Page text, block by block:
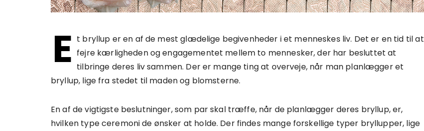
E t bryllup er en af de mest glædelige begivenheder i et menneskes liv. Det er en tid til at
fejre kærligheden og engagementet mellem to mennesker, der har besluttet at
tilbringe deres liv sammen. Der er mange ting at overveje, når man planlægger et
bryllup, lige fra stedet til maden og blomsterne.
En af de vigtigste beslutninger, som par skal træffe, når de planlægger deres bryllup, er,
hvilken type ceremoni de ønsker at holde. Der findes mange forskellige typer bryllupper, lige